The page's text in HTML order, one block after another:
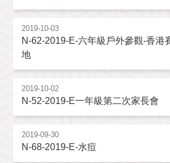
2019-10-03
N-62-2019-E-六年級戶外參觀-香港
地
2019-10-02
N-52-2019-E一年級第二次家長會
2019-09-30
N-68-2019-E-水痘